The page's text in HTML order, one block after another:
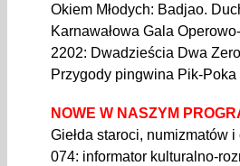
Okiem Młodych: Badjao.
Karnawałowa Gala
2202: Dwadzieścia Dwa
Przygody pingwina Pik-
NOWE W NASZYM
Giełda staroci, numizmatów
074: informator kulturalno-